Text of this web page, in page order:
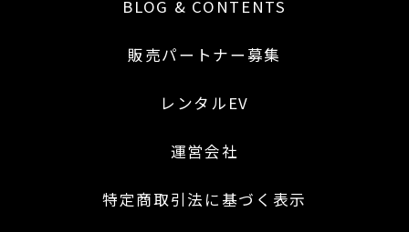
BLOG & CONTENTS
販売パートナー募集
レンタルEV
運営会社
特定商取引法に基づく表示